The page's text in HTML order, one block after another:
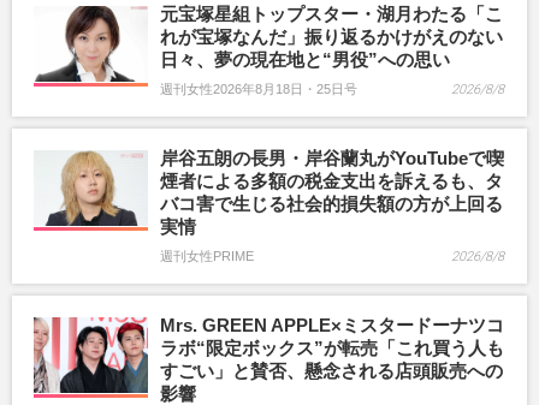
元宝塚星組トップスター・湖月わたる「こ
れが宝塚なんだ」振り返るかけがえのない
日々、夢の現在地と“男役”への思い
週刊女性2026年8月18日・25日号 2026/8/8
岸谷五朗の長男・岸谷蘭丸がYouTubeで喫
煙者による多額の税金支出を訴えるも、タ
バコ害で生じる社会的損失額の方が上回る
実情
週刊女性PRIME 2026/8/8
Mrs. GREEN APPLE×ミスタードーナツコ
ラボ“限定ボックス”が転売「これ買う人も
すごい」と賛否、懸念される店頭販売への
影響